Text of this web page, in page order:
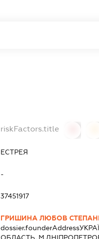
riskFactors.title
ЕСТРЕЯ
-
37451917
ГРИШИНА ЛЮБОВ
dossier.founderAddress